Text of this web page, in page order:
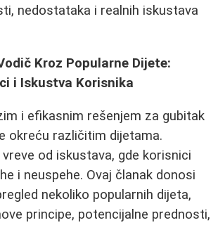
nedostataka i realnih iskustava
Kroz Popularne Dijete:
i Iskustva Korisnika
i efikasnim rešenjem za gubitak
okreću različitim dijetama.
od iskustava, gde korisnici
i neuspehe. Ovaj članak donosi
nekoliko popularnih dijeta,
principe, potencijalne prednosti,